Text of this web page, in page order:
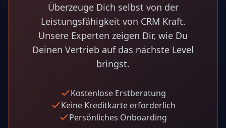
Überzeuge Dich selbst von der
Leistungsfähigkeit von CRM Kraft.
Unsere Experten zeigen Dir, wie Du
Deinen Vertrieb auf das nächste Level
bringst.
Kostenlose Erstberatung
Keine Kreditkarte erforderlich
Persönliches Onboarding